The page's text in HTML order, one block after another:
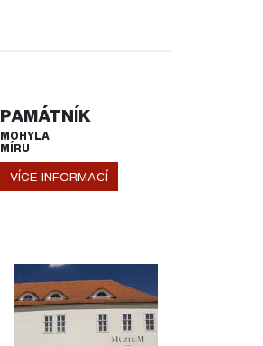
PAMÁTNÍK
MOHYLA
MÍRU
VÍCE INFORMACÍ